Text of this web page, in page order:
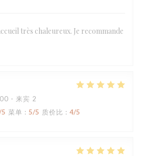
très chaleureux. Je recommande
- 来宾 2
菜单 : 5/5 质价比 : 4/5